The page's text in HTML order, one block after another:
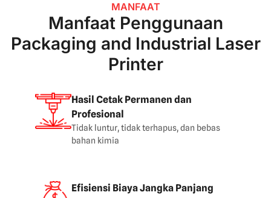
MANFAAT
Manfaat Penggunaan
Packaging and Industrial Laser
Printer
Hasil Cetak Permanen dan
Profesional
Tidak luntur, tidak terhapus, dan bebas
bahan kimia
Efisiensi Biaya Jangka Panjang